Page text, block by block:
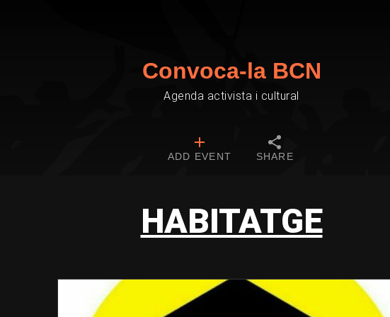
Convoca-la BCN
Agenda activista i cultural
ADD EVENT SHARE
HABITATGE